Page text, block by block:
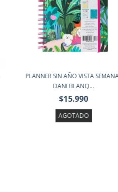
PLANNER SIN AÑO VISTA
DANI BLANQ...
$15.990
AGOTADO